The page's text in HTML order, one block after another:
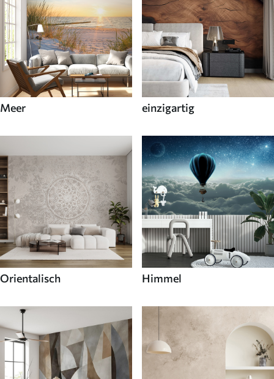
Meer einzigartig
Orientalisch Himmel